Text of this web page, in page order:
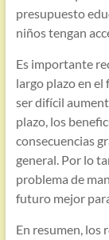
presupuesto
niños tengan
Es importante
largo plazo en el
ser difícil
plazo, los
consecuencias
general. Por lo
problema de
futuro mejor
En resumen, los